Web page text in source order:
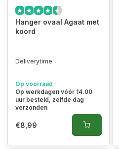
Hanger ovaal Agaat met
koord
Deliverytime
Op voorraad
Op werkdagen vóór 14.00
uur besteld, zelfde dag
verzonden
€8,99